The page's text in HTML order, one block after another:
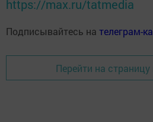
https://max.ru/tatmedia
Подписывайтесь на телеграм-
Перейти на страницу